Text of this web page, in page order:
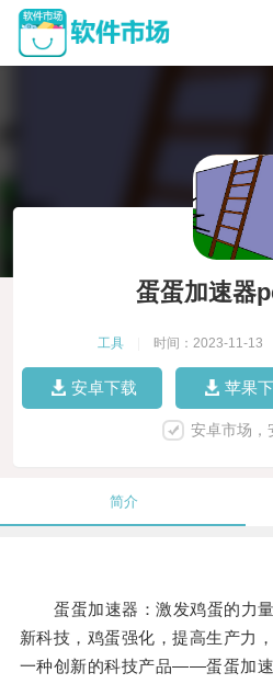
蛋蛋加速器
工具 时间：2023-11-13
安卓下载 苹果
安卓市场，
简介
蛋蛋加速器：激发鸡蛋的力量
新科技，鸡蛋强化，提高生产力
一种创新的科技产品——蛋蛋加